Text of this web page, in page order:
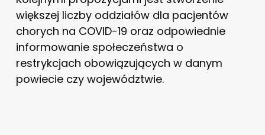
większej liczby oddziałów dla pacjentów
chorych na COVID-19 oraz odpowiednie
informowanie społeczeństwa o
restrykcjach obowiązujących w danym
powiecie czy województwie.